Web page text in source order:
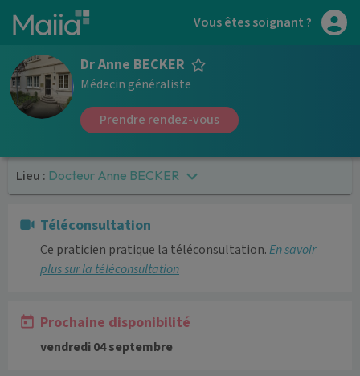
Aller au contenu principal Vous êtes soignant ?
Dr Anne BECKER
Médecin généraliste
Prendre rendez-vous
Lieu : Docteur Anne BECKER
Téléconsultation
Ce praticien pratique la téléconsultation.En savoir
plus sur la téléconsultation
Prochaine disponibilité
vendredi 04 septembre